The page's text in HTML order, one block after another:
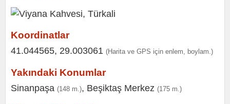
Koordinatlar
41.044565, 29.003061 (Harita ve GPS için enlem, boylam.)
Yakındaki Konumlar
Sinanpaşa (148 m.), Beşiktaş Merkez (175 m.)